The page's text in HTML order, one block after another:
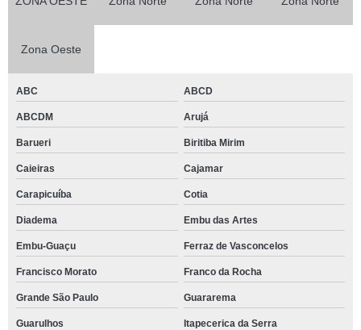
Zona Oeste
ABC ABCD
ABCDM Arujá
Barueri Biritiba Mirim
Caieiras Cajamar
Carapicuíba Cotia
Diadema Embu das Artes
Embu-Guaçu Ferraz de Vasconcelos
Francisco Morato Franco da Rocha
Grande São Paulo Guararema
Guarulhos Itapecerica da Serra